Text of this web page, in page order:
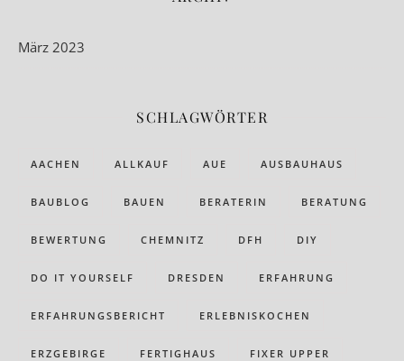
März 2023
SCHLAGWÖRTER
AACHEN ALLKAUF AUE AUSBAUHAUS
BAUBLOG BAUEN BERATERIN BERATUNG
BEWERTUNG CHEMNITZ DFH DIY
DO IT YOURSELF DRESDEN ERFAHRUNG
ERFAHRUNGSBERICHT ERLEBNISKOCHEN
ERZGEBIRGE FERTIGHAUS FIXER UPPER